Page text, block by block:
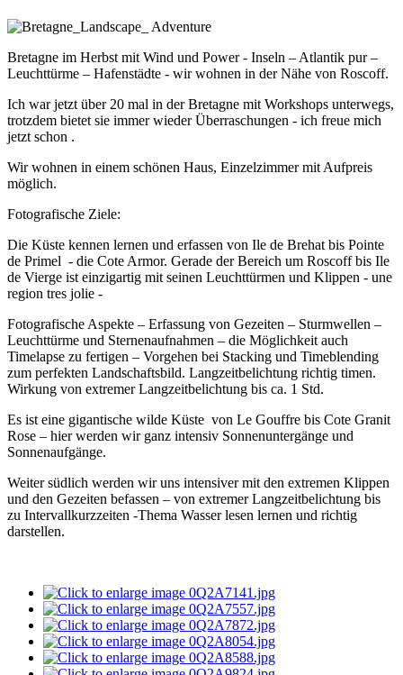
Bretagne im Herbst mit Wind und Power - Inseln – Atlantik pur –
Leuchttürme – Hafenstädte - wir wohnen in der Nähe von Roscoff.
Ich war jetzt über 20 mal in der Bretagne mit Workshops unterwegs,
trotzdem bietet sie immer wieder Überraschungen - ich freue mich
jetzt schon .
Wir wohnen in einem schönen Haus, Einzelzimmer mit Aufpreis
möglich.
Fotografische Ziele:
Die Küste kennen lernen und erfassen von Ile de Brehat bis Pointe
de Primel - die Cote Armor. Gerade der Bereich um Roscoff bis Ile
de Vierge ist einzigartig mit seinen Leuchttürmen und Klippen - une
region tres jolie -
Fotografische Aspekte – Erfassung von Gezeiten – Sturmwellen –
Leuchttürme und Sternenaufnahmen – die Möglichkeit auch
Timelapse zu fertigen – Vorgehen bei Stacking und Timeblending
zum perfekten Landschaftsbild. Langzeitbelichtung richtig timen.
Wirkung von extremer Langzeitbelichtung bis ca. 1 Std.
Es ist eine gigantische wilde Küste von Le Gouffre bis Cote Granit
Rose – hier werden wir ganz intensiv Sonnenuntergänge und
Sonnenaufgänge.
Weiter südlich werden wir uns intensiver mit den extremen Klippen
und den Gezeiten befassen – von extremer Langzeitbelichtung bis
zu Intervallkurzzeiten -Thema Wasser lesen lernen und richtig
darstellen.